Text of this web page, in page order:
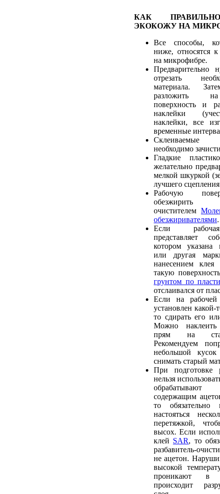
КАК
ЭКОКОЖУ НА
Все способы,
ниже, относятся
на микрофибре.
Предварительно
отрезать
материала.
разложить
поверхность и
наклейки
наклейки, все
временные
необходимо
Гладкие
желательно
мелкой шкуркой
лучшего
Рабочую
обезжирить
очистителем
обезжиривателями.
Если
представляет
котором указана
или другая
нанесением клея
такую
грунтом по
отслаивался от
Если на рабочей
установлен какой-
то сдирать его
Можно
прям на
Рекомендуем
небольшой
снимать старый
При подготовке
нельзя
обрабатывают
содержащим
то
настояться
перетяжкой,
высох. Если
клей SAR, то
разбавитель-
не ацетон.
высокой
проникают в
происходит